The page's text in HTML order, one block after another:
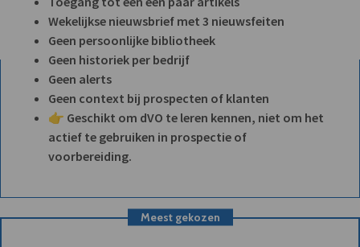
Wekelijkse nieuwsbrief met 3 nieuwsfeiten
Geen persoonlijke bibliotheek
Geen historiek per bedrijf
Geen alerts
Geen context bij prospecten of klanten
👉 Geschikt om dVO te leren kennen, niet om het
actief te gebruiken in prospectie of
voorbereiding.
Meest gekozen